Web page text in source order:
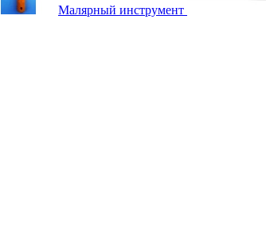
Малярный инструмент